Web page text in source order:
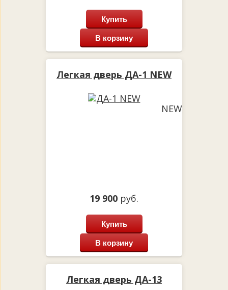
Купить
В корзину
Легкая дверь ДА-1 NEW
NEW
19 900 руб.
Купить
В корзину
Легкая дверь ДА-13